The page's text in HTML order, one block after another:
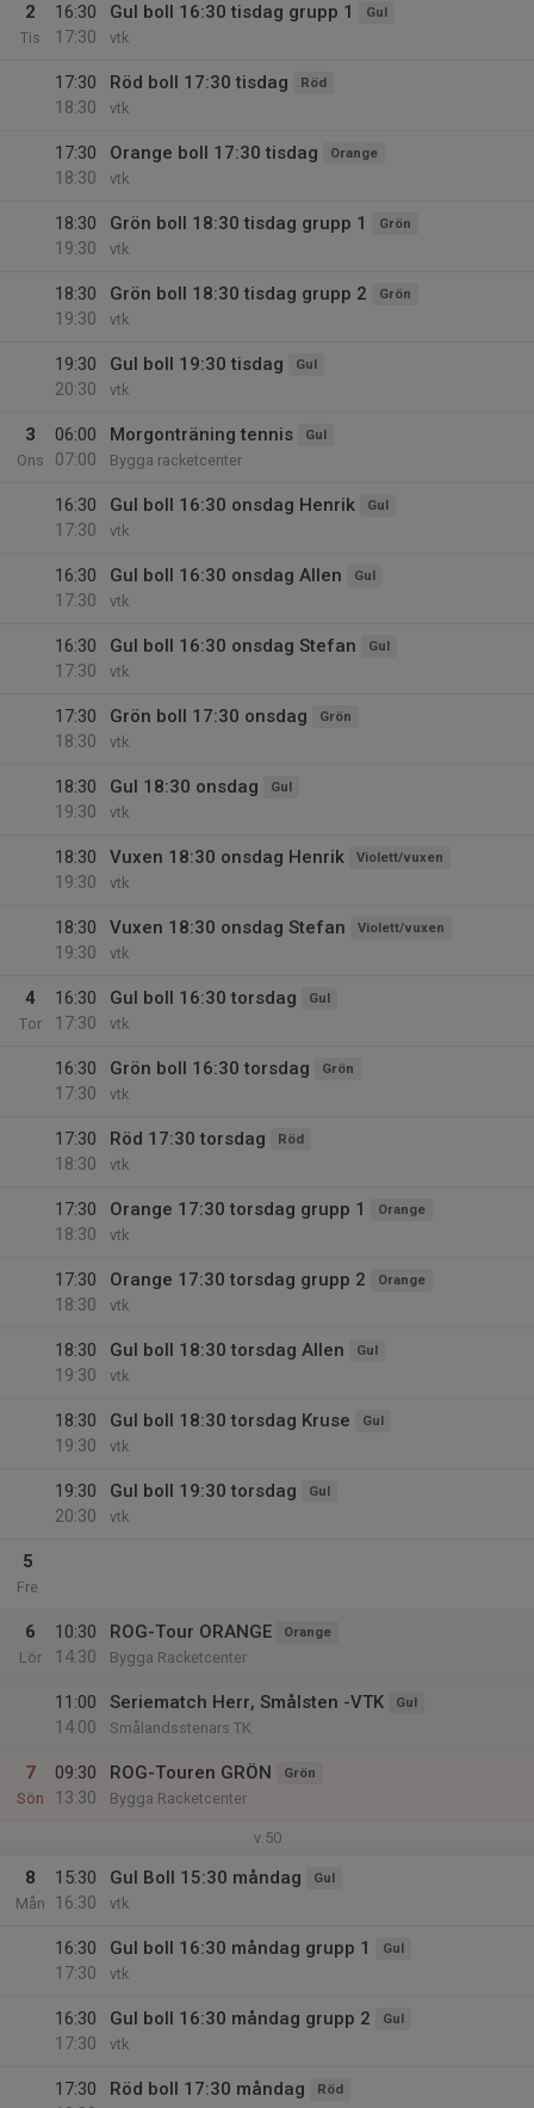
2
Tis
16:30
17:30
Gul boll 16:30 tisdag grupp 1 Gul
vtk
17:30
18:30
Röd boll 17:30 tisdag Röd
vtk
17:30
18:30
Orange boll 17:30 tisdag Orange
vtk
18:30
19:30
Grön boll 18:30 tisdag grupp 1 Grön
vtk
18:30
19:30
Grön boll 18:30 tisdag grupp 2 Grön
vtk
19:30
20:30
Gul boll 19:30 tisdag Gul
vtk
3
Ons
06:00
07:00
Morgonträning tennis Gul
Bygga racketcenter
16:30
17:30
Gul boll 16:30 onsdag Henrik Gul
vtk
16:30
17:30
Gul boll 16:30 onsdag Allen Gul
vtk
16:30
17:30
Gul boll 16:30 onsdag Stefan Gul
vtk
17:30
18:30
Grön boll 17:30 onsdag Grön
vtk
18:30
19:30
Gul 18:30 onsdag Gul
vtk
18:30
19:30
Vuxen 18:30 onsdag Henrik Violett/vuxen
vtk
18:30
19:30
Vuxen 18:30 onsdag Stefan Violett/vuxen
vtk
4
Tor
16:30
17:30
Gul boll 16:30 torsdag Gul
vtk
16:30
17:30
Grön boll 16:30 torsdag Grön
vtk
17:30
18:30
Röd 17:30 torsdag Röd
vtk
17:30
18:30
Orange 17:30 torsdag grupp 1 Orange
vtk
17:30
18:30
Orange 17:30 torsdag grupp 2 Orange
vtk
18:30
19:30
Gul boll 18:30 torsdag Allen Gul
vtk
18:30
19:30
Gul boll 18:30 torsdag Kruse Gul
vtk
19:30
20:30
Gul boll 19:30 torsdag Gul
vtk
5
Fre
6
Lör
10:30
14:30
ROG-Tour ORANGE Orange
Bygga Racketcenter
11:00
14:00
Seriematch Herr, Smålsten -VTK Gul
Smålandsstenars TK
7
Sön
09:30
13:30
ROG-Touren GRÖN Grön
Bygga Racketcenter
v.50
8
Mån
15:30
16:30
Gul Boll 15:30 måndag Gul
vtk
16:30
17:30
Gul boll 16:30 måndag grupp 1 Gul
vtk
16:30
17:30
Gul boll 16:30 måndag grupp 2 Gul
vtk
17:30
Röd boll 17:30 måndag Röd